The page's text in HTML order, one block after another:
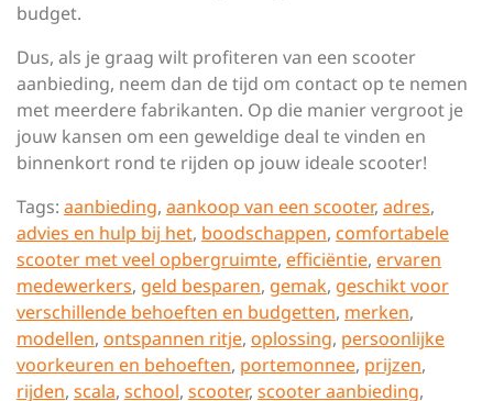
budget.
Dus, als je graag wilt profiteren van een scooter
aanbieding, neem dan de tijd om contact op te nemen
met meerdere fabrikanten. Op die manier vergroot je
jouw kansen om een geweldige deal te vinden en
binnenkort rond te rijden op jouw ideale scooter!
Tags: aanbieding, aankoop van een scooter, adres,
advies en hulp bij het, boodschappen, comfortabele
scooter met veel opbergruimte, efficiëntie, ervaren
medewerkers, geld besparen, gemak, geschikt voor
verschillende behoeften en budgetten, merken,
modellen, ontspannen ritje, oplossing, persoonlijke
voorkeuren en behoeften, portemonnee, prijzen,
rijden, scala, school, scooter, scooter aanbieding,